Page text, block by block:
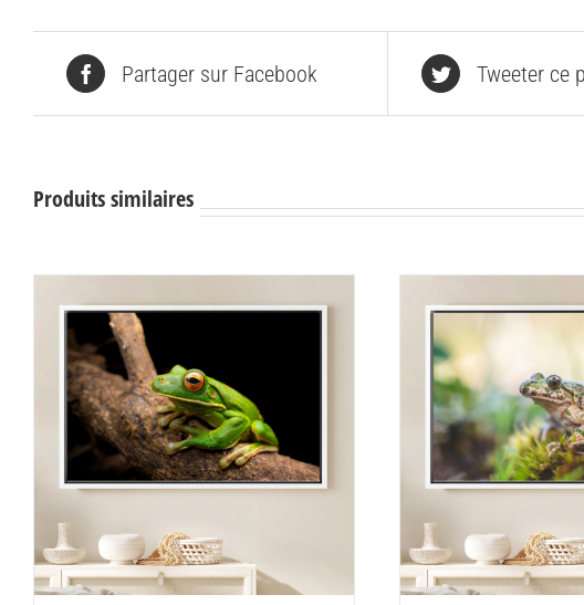
Partager sur Facebook Tweeter ce
Produits similaires